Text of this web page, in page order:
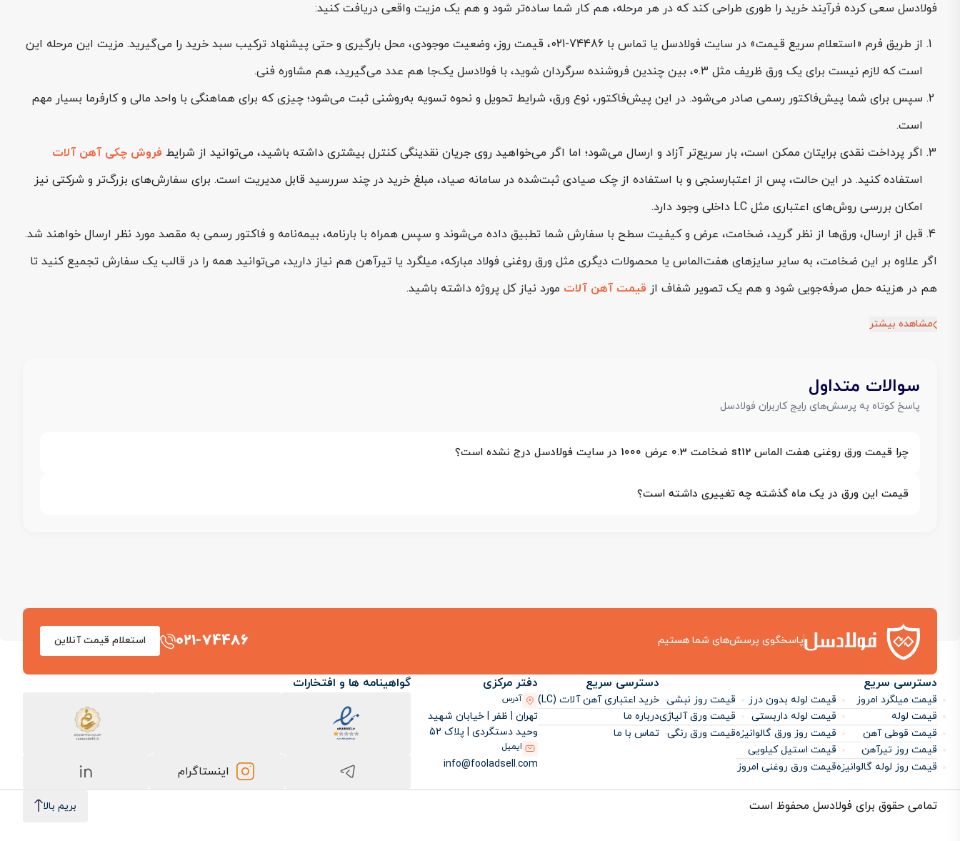
فولادسل سعی کرده فرآیند خرید را طوری طراحی کند که در هر مرحله، هم کار شما ساده‌تر شود و هم یک مزیت واقعی دریافت کنید:
از طریق فرم «استعلام سریع قیمت» در سایت فولادسل یا تماس با 74486-021، قیمت روز، وضعیت موجودی، محل بارگیری و حتی پیشنهاد ترکیب سبد خرید را می‌گیرید. مزیت این مرحله این
است که لازم نیست برای یک ورق ظریف مثل ۰.۳، بین چندین فروشنده سرگردان شوید، با فولادسل یک‌جا هم عدد می‌گیرید، هم مشاوره فنی.
سپس برای شما پیش‌فاکتور رسمی صادر می‌شود. در این پیش‌فاکتور، نوع ورق، شرایط تحویل و نحوه تسویه به‌روشنی ثبت می‌شود؛ چیزی که برای هماهنگی با واحد مالی و کارفرما بسیار مهم
است.
اگر پرداخت نقدی برایتان ممکن است، بار سریع‌تر آزاد و ارسال می‌شود؛ اما اگر می‌خواهید روی جریان نقدینگی کنترل بیشتری داشته باشید، می‌توانید از شرایط فروش چکی آهن آلات
استفاده کنید. در این حالت، پس از اعتبارسنجی و با استفاده از چک صیادی ثبت‌شده در سامانه صیاد، مبلغ خرید در چند سررسید قابل مدیریت است. برای سفارش‌های بزرگ‌تر و شرکتی نیز
امکان بررسی روش‌های اعتباری مثل LC داخلی وجود دارد.
قبل از ارسال، ورق‌ها از نظر گرید، ضخامت، عرض و کیفیت سطح با سفارش شما تطبیق داده می‌شوند و سپس همراه با بارنامه، بیمه‌نامه و فاکتور رسمی به مقصد مورد نظر ارسال خواهند شد.
اگر علاوه بر این ضخامت، به سایر سایزهای هفت‌الماس یا محصولات دیگری مثل ورق روغنی فولاد مبارکه، میلگرد یا تیرآهن هم نیاز دارید، می‌توانید همه را در قالب یک سفارش تجمیع کنید تا
هم در هزینه حمل صرفه‌جویی شود و هم یک تصویر شفاف از قیمت آهن آلات مورد نیاز کل پروژه داشته باشید.
مشاهده بیشتر
سوالات متداول
پاسخ کوتاه به پرسش‌های رایج کاربران فولادسل
چرا قیمت ورق روغنی هفت الماس st12 ضخامت 0.3 عرض 1000 در سایت فولادسل درج نشده است؟
قیمت این ورق در یک ماه گذشته چه تغییری داشته است؟
پاسخگوی پرسش‌های شما هستیم 021-74486 استعلام قیمت آنلاین
دسترسی سریع
قیمت میلگرد امروز
قیمت لوله
قیمت قوطی آهن
قیمت روز تیرآهن
قیمت روز لوله گالوانیزه
قیمت لوله بدون درز
قیمت لوله داربستی
قیمت روز ورق گالوانیزه
قیمت استیل کیلویی
قیمت ورق روغنی امروز
قیمت روز نبشی
قیمت ورق آلیاژی
قیمت ورق رنگی
دسترسی سریع
خرید اعتباری آهن آلات (LC)
درباره ما
تماس با ما
دفتر مرکزی
آدرس
تهران | ظفر | خیابان شهید
وحید دستگردی | پلاک 52
ایمیل
info@fooladsell.com
گواهینامه ها و افتخارات
اینستاگرام
تمامی حقوق برای فولادسل محفوظ است بریم بالا